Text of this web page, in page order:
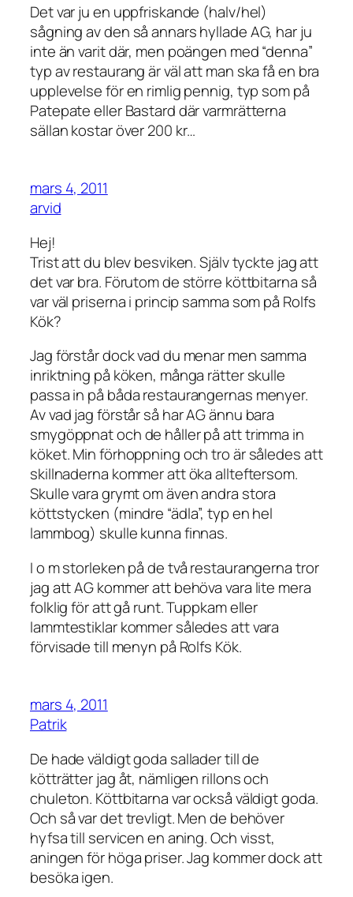
Det var ju en uppfriskande (halv/hel)
sågning av den så annars hyllade AG, har ju
inte än varit där, men poängen med “denna”
typ av restaurang är väl att man ska få en bra
upplevelse för en rimlig pennig, typ som på
Patepate eller Bastard där varmrätterna
sällan kostar över 200 kr…
mars 4, 2011
arvid
Hej!
Trist att du blev besviken. Själv tyckte jag att
det var bra. Förutom de större köttbitarna så
var väl priserna i princip samma som på Rolfs
Kök?
Jag förstår dock vad du menar men samma
inriktning på köken, många rätter skulle
passa in på båda restaurangernas menyer.
Av vad jag förstår så har AG ännu bara
smygöppnat och de håller på att trimma in
köket. Min förhoppning och tro är således att
skillnaderna kommer att öka allteftersom.
Skulle vara grymt om även andra stora
köttstycken (mindre “ädla”, typ en hel
lammbog) skulle kunna finnas.
I o m storleken på de två restaurangerna tror
jag att AG kommer att behöva vara lite mera
folklig för att gå runt. Tuppkam eller
lammtestiklar kommer således att vara
förvisade till menyn på Rolfs Kök.
mars 4, 2011
Patrik
De hade väldigt goda sallader till de
kötträtter jag åt, nämligen rillons och
chuleton. Köttbitarna var också väldigt goda.
Och så var det trevligt. Men de behöver
hyfsa till servicen en aning. Och visst,
aningen för höga priser. Jag kommer dock att
besöka igen.